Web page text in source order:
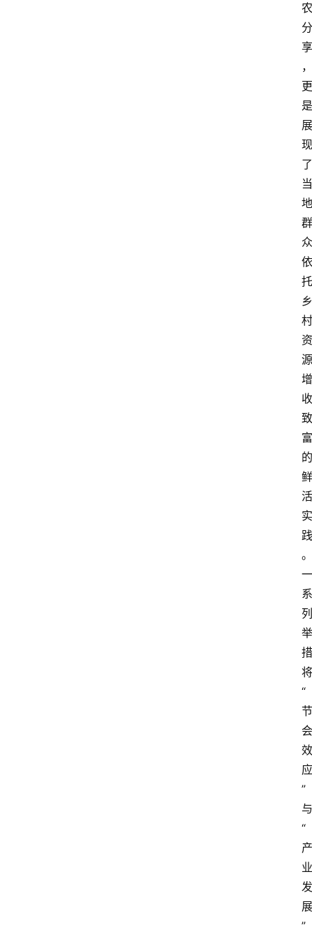
农
分
享
，
更
是
展
现
了
当
地
群
众
依
托
乡
村
资
源
增
收
致
富
的
鲜
活
实
践
。
一
系
列
举
措
将
“
节
会
效
应
”
与
“
产
业
发
展